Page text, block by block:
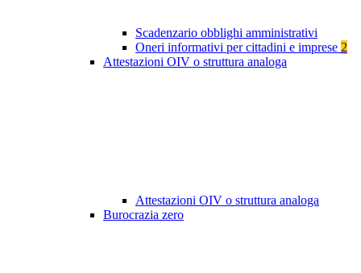
Scadenzario obblighi amministrativi
Oneri informativi per cittadini e imprese 2
Attestazioni OIV o struttura analoga
Attestazioni OIV o struttura analoga
Burocrazia zero